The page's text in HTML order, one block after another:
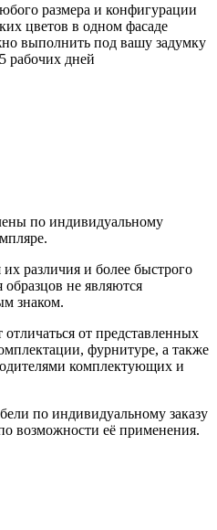
размера и конфигурации
цветов в одном фасаде
выполнить под вашу задумку
рабочих дней
по индивидуальному
различия и более быстрого
образцов не являются
знаком.
от представленных
фурнитуре, а также
комплектующих и
по индивидуальному заказу
возможности её применения.